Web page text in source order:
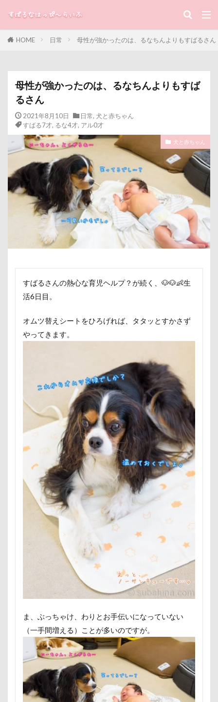
キャバリアミーティング
カメラ
カフェ
エアーおやつ
ウルルくん
ウブちゃん
ウッドチップ
ウッドスティック
ウチの子グッズ
ウォータートレッキング
ウェルカムドッグ
エルくん
ウィンク
ウィルくん
イーノの森
インテリア
インターペット2017
インターペット
イングランド代表キャバリアーズユニフォーム
イルカ
イラスト
エナジーロープ
エルちゃん
カファレル
オヤツ入れ
カヌチャベイホテル ＆ ヴィラズ
カドラー
カトラリー
オモチャ
オムライス オブジェ
オキちゃん劇場
エヴァちゃん
エンドレス
クゥくん
シェンロンくん
シェリーちゃん
サンバイザー
サンドイッチ
サンタパレード
サンタ
サンキューの日
シャンプーハット
サラリーマン
サラダバー
サラサラ
サマーニット
サマーカット
サマーちゃん
サツマイモ
サツキ
ササミジャーキー
シャンプー
シュウイチDOG
ゴンドラ
ジュンちゃん
ストルバイト
ステッカー
スツール
スターバックス
スキー
ジローラモくん
ジョージくん
ジョンソンタウン
ジュンくん
ジャンプ
ジャンピングキャッチ
ジグソーパズル
ジェラートピケ
ジェイくん
シルバーウィーク
シルエット
ショートケーキ
ゴールデンウィーク
ゴッドハンド
クッキーちゃん
クリスマスディナー
ケイくん
クールｘクールプラス
クール素材
クールミスト
クークチュール
クレオくん
クレアちゃん
クリリンくん
クリスマス
ケルヒャー
クリスティーナちゃん
HOME 日常 母性が強かったのは、るなちんよりもすばるさん
母性が強かったのは、るなちんよりもすば
るさん
2021年8月10日 日常, 犬と赤ちゃん
すばる7才, るな4才, アル0才
犬と赤ちゃん
すばるさんの熱心な育児ヘルプ？が続く、🐶🐶👶生
活6日目。
オムツ替えシートをひろげれば、タタッとすかさず
やってきます。
ま、ぶっちゃけ、わりとお手伝いになっていない
（一手間増える）ことが多いのですが。
カテゴリー
タグ
100円ショップ 写真パネル
出羽公園
出没！アド街ック天国
冷蔵庫
冷感ジェルマット
写真教室
写真撮影
写真加工
公園 動物殺処分ゼロ
八重桜
八街市
八ヶ岳
入間市
優玖（はるく）くん
優しい
働くおじさん
健康チェック 加湿器
動物病院
保護犬
去勢手術 同胎
吉野家
叱られた
口タプ 受領印
取り込み中
取りあい
博物館
北海道直送
南相馬鹿島SA
千里浜なぎさドライブウェイ
千葉県
千本松牧場
丘を越えて
世界平和
世界の名犬牧場
不貞寝 下野市
上越市
三陸復興国立公園
三瓶くん
三峯神社
中年サラリーマン
三井アウトレットパーク
万座毛
万が一の備え
一発芸
ヴィーナスフォート
ヴィンテージ
ワークショップ
ワンピース
中島フィールズ
中瀬公園
來夢（らいむ）ちゃん
代々木公園ドッグラン
作品レビューコメント
体調不良
佐久穂町
似顔絵師なつき
似たもの父子
仰向け抱っこ
代々木公園
串カツ田中 北千住店
人をダメにするクッション
予定
乳歯
九十九里浜
乗鞍高原 主張
同胎兄弟
名刺入れ
ワンコ店内OK
富山環水公園
小太郎くん
射水市 寝顔
寝相
寝床 寝坊助 富津市
富山県
富山湾
小布施町 富山市
富士見高原
富士見町
富士見公園
富士河口湖町
富士急ハイランド
富士吉田市